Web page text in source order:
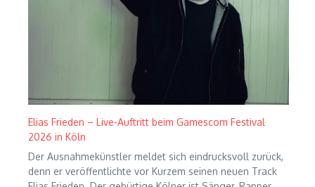
Elias Frieden – Live-Auftritt beim Gamescom Festival
2026 in Köln
Der Ausnahmekünstler meldet sich eindrucksvoll zurück,
denn er veröffentlichte vor Kurzem seinen neuen Track